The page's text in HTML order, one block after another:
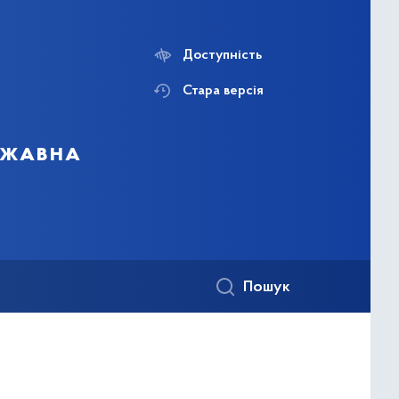
Доступність
Стара версія
Пошук